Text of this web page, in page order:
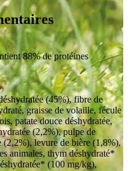
88% de protéines
(45%), fibre de
graisse de volaille, fécule
patate douce déshydratée,
(2,2%), pulpe de
(2,2%), levure de bière (1,8%),
animales, thym déshydraté*
(100 mg/kg),